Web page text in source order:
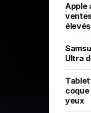
Apple
élevés
Ultra
yeux